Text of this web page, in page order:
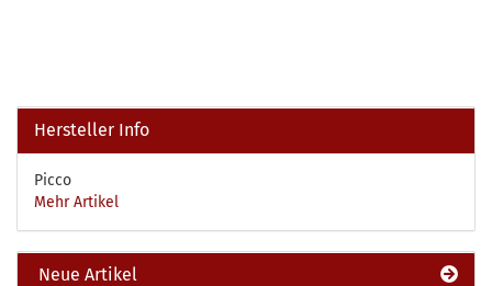
Hersteller Info
Picco
Mehr Artikel
Neue Artikel